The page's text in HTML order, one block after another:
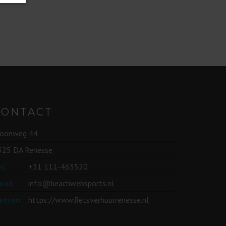
44
DA Renesse
+31 111-463520
info@beachwebsports.nl
https://www.fietsverhuurrenesse.nl